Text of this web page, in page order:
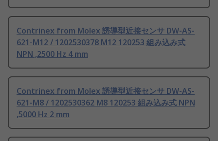
Contrinex from Molex 誘導型近接センサ DW-AS-
621-M12 / 1202530378 M12 120253 組み込み式
NPN ,2500 Hz 4 mm
Contrinex from Molex 誘導型近接センサ DW-AS-
621-M8 / 1202530362 M8 120253 組み込み式 NPN
,5000 Hz 2 mm